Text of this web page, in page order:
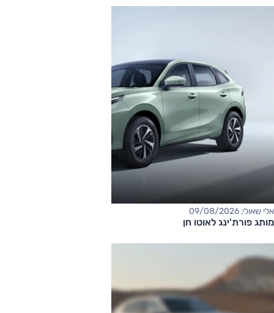
אלי שאולי, 09/08/2026
מותג פורת'ינג לאוטו חן